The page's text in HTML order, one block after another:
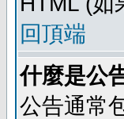
回頂端
什麼是公
公告通常